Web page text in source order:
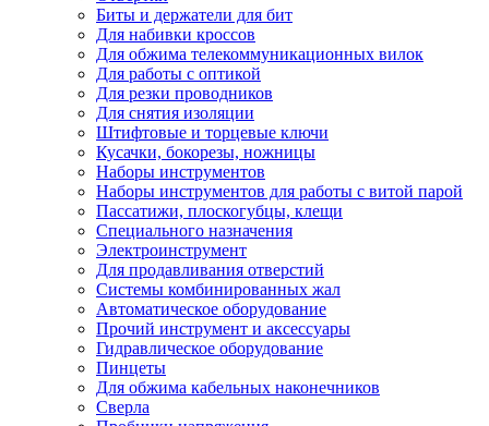
Биты и держатели для бит
Для набивки кроссов
Для обжима телекоммуникационных вилок
Для работы с оптикой
Для резки проводников
Для снятия изоляции
Штифтовые и торцевые ключи
Кусачки, бокорезы, ножницы
Наборы инструментов
Наборы инструментов для работы с витой парой
Пассатижи, плоскогубцы, клещи
Специального назначения
Электроинструмент
Для продавливания отверстий
Системы комбинированных жал
Автоматическое оборудование
Прочий инструмент и аксессуары
Гидравлическое оборудование
Пинцеты
Для обжима кабельных наконечников
Сверла